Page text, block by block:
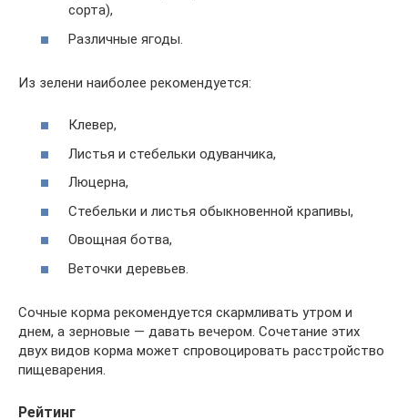
сорта),
Различные ягоды.
Из зелени наиболее рекомендуется:
Клевер,
Листья и стебельки одуванчика,
Люцерна,
Стебельки и листья обыкновенной крапивы,
Овощная ботва,
Веточки деревьев.
Сочные корма рекомендуется скармливать утром и
днем, а зерновые — давать вечером. Сочетание этих
двух видов корма может спровоцировать расстройство
пищеварения.
Рейтинг